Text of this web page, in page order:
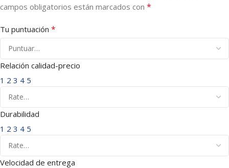
campos obligatorios están marcados con *
Tu puntuación *
Relación calidad-precio
1 2 3 4 5
Durabilidad
1 2 3 4 5
Velocidad de entrega